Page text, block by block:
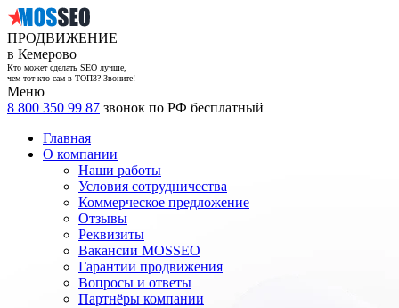
ПРОДВИЖЕНИЕ
в Кемерово
Кто может сделать SEO лучше,
чем тот кто сам в ТОП3? Звоните!
Меню
8 800 350 99 87 звонок по РФ бесплатный
Главная
О компании
Наши работы
Условия сотрудничества
Коммерческое предложение
Отзывы
Реквизиты
Вакансии MOSSEO
Гарантии продвижения
Вопросы и ответы
Партнёры компании